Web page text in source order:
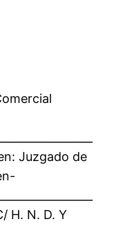
Juzgado de
H. N. D. Y